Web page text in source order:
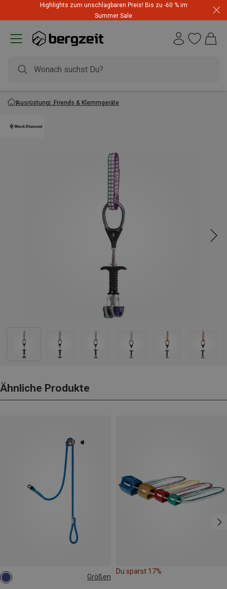
Highlights zum unschlagbaren Preis! Bis zu -60 % im
Summer Sale
Ausrüstung Friends & Klemmgeräte
Ähnliche Produkte
Größen
100CM
Du sparst 17%